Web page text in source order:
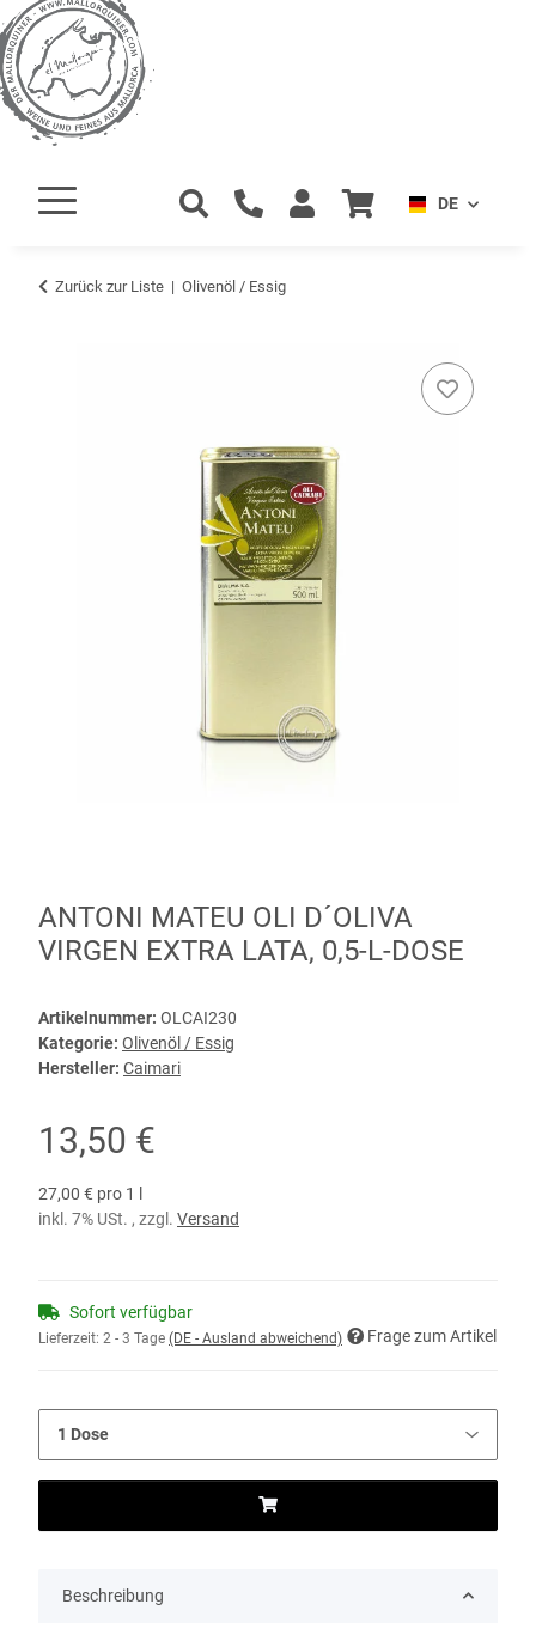
DE
Zurück zur Liste Olivenöl / Essig
ANTONI MATEU OLI D´OLIVA
VIRGEN EXTRA LATA, 0,5-L-DOSE
Artikelnummer: OLCAI230
Kategorie: Olivenöl / Essig
Hersteller: Caimari
13,50 €
27,00 € pro 1 l
inkl. 7% USt. , zzgl. Versand
Sofort verfügbar
Lieferzeit: 2 - 3 Tage (DE - Ausland abweichend) Frage zum Artikel
Beschreibung